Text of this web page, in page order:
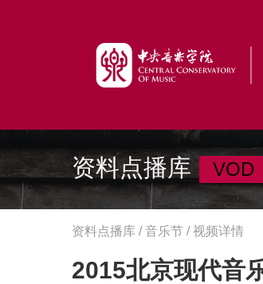
资料点播库 VOD
资料点播库 / 音乐节 / 视频详情
2015北京现代音